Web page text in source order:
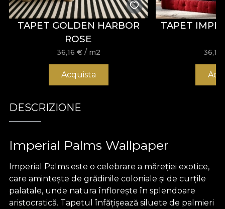
TAPET GOLDEN HARBOR
ROSE
36,16 € / m2
Acquista
TAPET
36,16
DESCRIZIONE
Imperial Palms Wallpaper
Imperial Palms este o celebrare a măreției exotice,
care amintește de grădinile coloniale și de curțile
palatale, unde natura înflorește în splendoare
aristocratică. Tapetul înfățișează siluete de palmieri